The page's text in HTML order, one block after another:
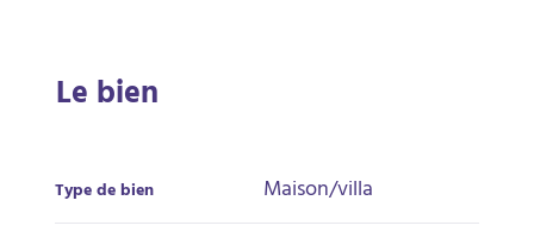
Le bien
Type de bien Maison/villa